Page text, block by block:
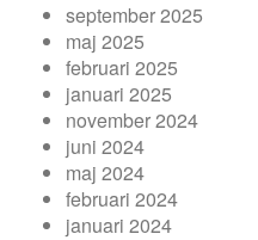
september 2025
maj 2025
februari 2025
januari 2025
november 2024
juni 2024
maj 2024
februari 2024
januari 2024